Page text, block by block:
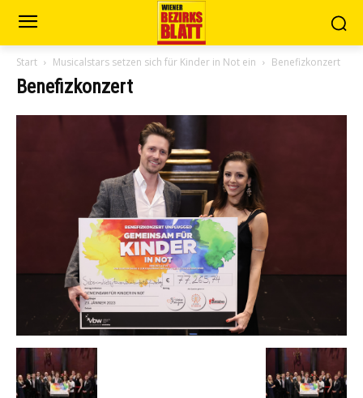
Start Musicalstars setzen sich für Kinder in Not ein Benefizkonzert
Benefizkonzert